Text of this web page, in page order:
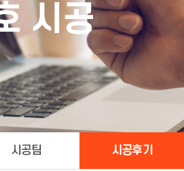
시공
시공팀 시공후기